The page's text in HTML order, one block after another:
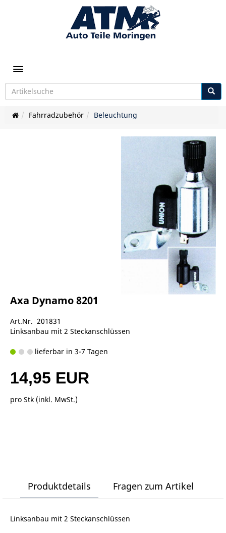
Toggle navigation
Fahrradzubehör Beleuchtung
Axa Dynamo 8201
Art.Nr. 201831
Linksanbau mit 2 Steckanschlüssen
lieferbar in 3-7 Tagen
14,95 EUR
pro Stk (inkl. MwSt.)
Produktdetails Fragen zum Artikel
Linksanbau mit 2 Steckanschlüssen